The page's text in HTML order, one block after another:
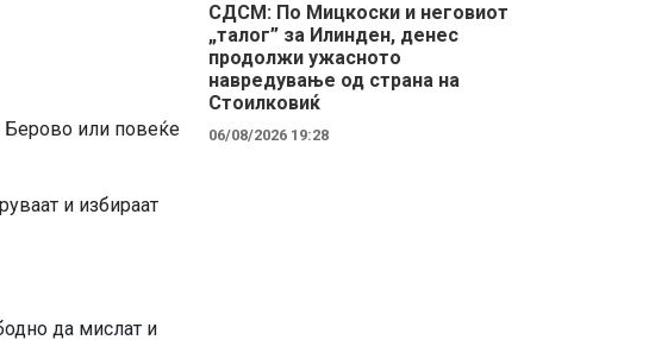
или повеќе
и избираат
да мислат и
СДСМ: По Мицкоски и неговиот
„талог” за Илинден, денес
продолжи ужасното
навредување од страна на
Стоилковиќ
06/08/2026 19:28